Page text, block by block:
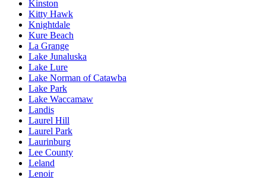
Kinston
Kitty Hawk
Knightdale
Kure Beach
La Grange
Lake Junaluska
Lake Lure
Lake Norman of Catawba
Lake Park
Lake Waccamaw
Landis
Laurel Hill
Laurel Park
Laurinburg
Lee County
Leland
Lenoir